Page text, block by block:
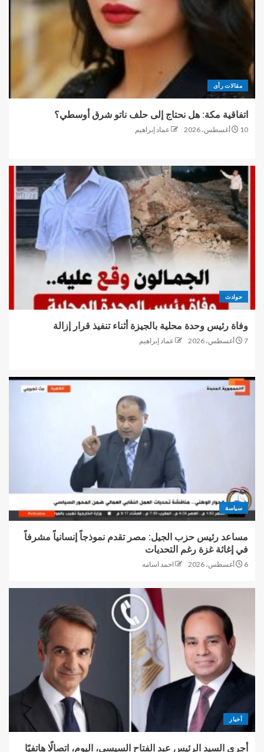
مقالات رأى
اتفاقية مكة: هل نحتاج إلى حلف ناتو شرق أوسطي؟
10 أغسطس، 2026 عماد إبراهيم
حوادث
وفاة رئيس وحدة محلية بالجيزة أثناء تنفيذ قرار إزالة
7 أغسطس، 2026 عماد إبراهيم
سياسة
مساعد رئيس حزب الجيل: مصر تقدم نموذجاً إنسانياً مشرفاً
في إغاثة غزة رغم التحديات
6 أغسطس، 2026 احمد اسامه
أخبار
أجرى السيد الرئيس عبد الفتاح السيسي، اليوم، اتصالًا هاتفيًا